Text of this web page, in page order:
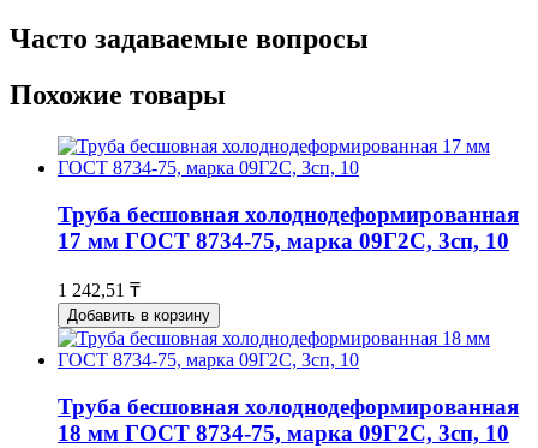
Часто задаваемые вопросы
Похожие товары
Труба бесшовная холоднодеформированная
17 мм ГОСТ 8734-75, марка 09Г2С, 3сп, 10
1 242,51 ₸
Добавить в корзину
Труба бесшовная холоднодеформированная
18 мм ГОСТ 8734-75, марка 09Г2С, 3сп, 10